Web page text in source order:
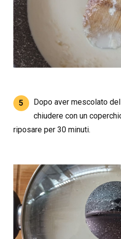
5
Dopo aver mescolato
chiudere con un
riposare per 30 minuti.